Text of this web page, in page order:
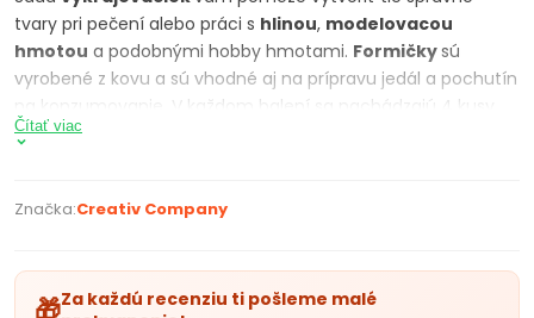
tvary pri pečení alebo práci s hlinou, modelovacou
hmotou a podobnými hobby hmotami. Formičkysú
vyrobené z kovu a sú vhodné aj na prípravu jedál a pochutín
na konzumovanie. V každom balení sa nachádzajú 4 kusy
formičiek v rôznych tvaroch a veľkostiach. Zaujímavé
hmoty ako hlina či FIMO. Objavte čaro pečenia a výroby
PARAMETRE PRODUKTU:
Čítať viac
Značka:Creativ Company
🎁Za každú recenziu ti pošleme malé